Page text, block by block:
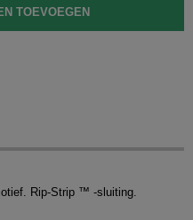
Rip-Strip ™ -sluiting.